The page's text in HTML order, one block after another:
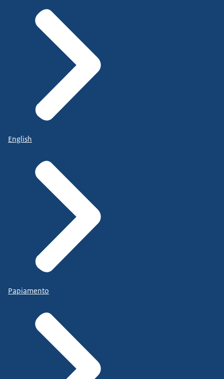
English
Papiamento